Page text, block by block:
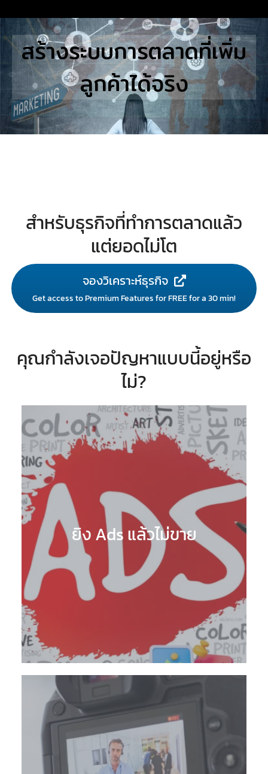
to
content
STUDIES
Search
for:สร้างระบบการตลาดที่เพิ่ม
ลูกค้าได้จริง
สำหรับธุรกิจที่ทำการตลาดแล้ว
แต่ยอดไม่โต
จองวิเคราะห์ธุรกิจ
Get access to Premium Features for FREE for a 30 min!
คุณกำลังเจอปัญหาแบบนี้อยู่หรือ
ไม่?
ยิง Ads แล้วไม่ขาย